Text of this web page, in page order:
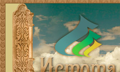
фольклорная музыка, фольклор хороводы бабушки русские народные песни послушать скачать